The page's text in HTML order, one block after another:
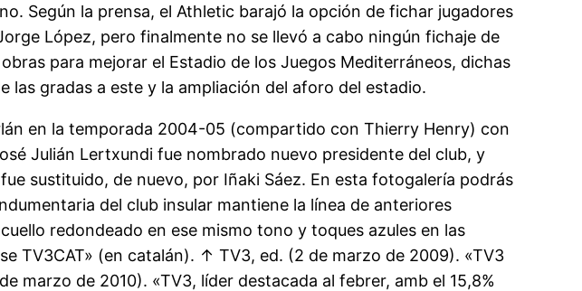
Según la prensa, el Athletic barajó la opción de fichar jugadores
López, pero finalmente no se llevó a cabo ningún fichaje de
para mejorar el Estadio de los Juegos Mediterráneos, dichas
gradas a este y la ampliación del aforo del estadio.
en la temporada 2004-05 (compartido con Thierry Henry) con
Julián Lertxundi fue nombrado nuevo presidente del club, y
sustituido, de nuevo, por Iñaki Sáez. En esta fotogalería podrás
del club insular mantiene la línea de anteriores
redondeado en ese mismo tono y toques azules en las
TV3CAT» (en catalán). ↑ TV3, ed. (2 de marzo de 2009). «TV3
marzo de 2010). «TV3, líder destacada al febrer, amb el 15,8%